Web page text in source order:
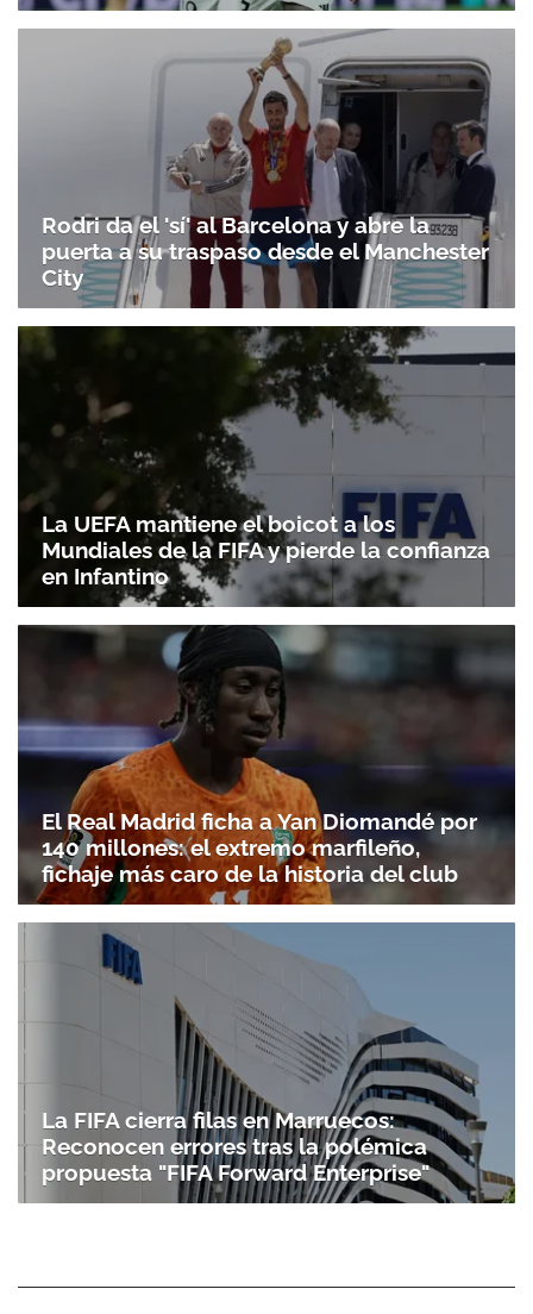
Rodri da el 'sí' al Barcelona y abre la
puerta a su traspaso desde el Manchester
City
La UEFA mantiene el boicot a los
Mundiales de la FIFA y pierde la confianza
en Infantino
El Real Madrid ficha a Yan Diomandé por
140 millones: el extremo marfileño,
fichaje más caro de la historia del club
La FIFA cierra filas en Marruecos:
Reconocen errores tras la polémica
propuesta "FIFA Forward Enterprise"